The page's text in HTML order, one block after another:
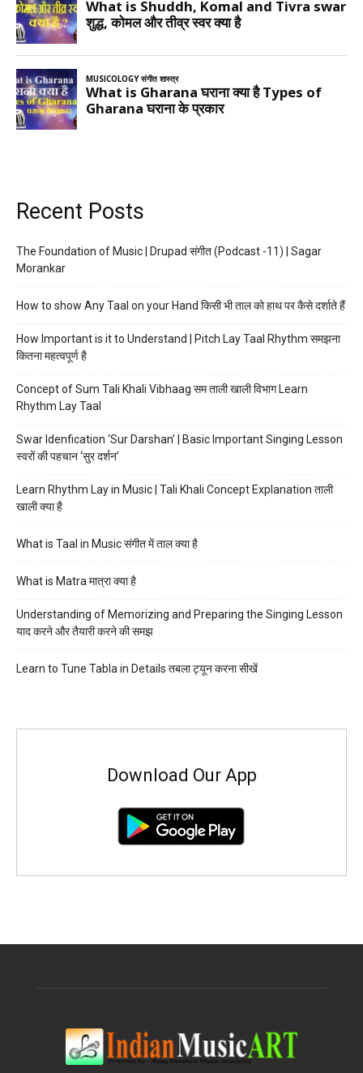
Recent Posts
The Foundation of Music | Drupad संगीत (Podcast -11) | Sagar
Morankar
How to show Any Taal on your Hand किसी भी ताल को हाथ पर कैसे दर्शाते हैं
How Important is it to Understand | Pitch Lay Taal Rhythm समझना
कितना महत्वपूर्ण है
Concept of Sum Tali Khali Vibhaag सम ताली खाली विभाग Learn
Rhythm Lay Taal
Swar Idenfication ‘Sur Darshan’ | Basic Important Singing Lesson
स्वरों की पहचान ‘सुर दर्शन’
Learn Rhythm Lay in Music | Tali Khali Concept Explanation ताली
खाली क्या है
What is Taal in Music संगीत में ताल क्या है
What is Matra मात्रा क्या है
Understanding of Memorizing and Preparing the Singing Lesson
याद करने और तैयारी करने की समझ
Learn to Tune Tabla in Details तबला ट्यून करना सीखें
Download Our App